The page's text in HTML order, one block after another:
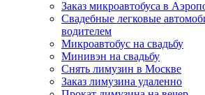
Заказ микроавтобуса в
Свадебные легковые
водителем
Микроавтобус на свадьбу
Минивэн на свадьбу
Снять лимузин в Москве
Заказ лимузина удаленно